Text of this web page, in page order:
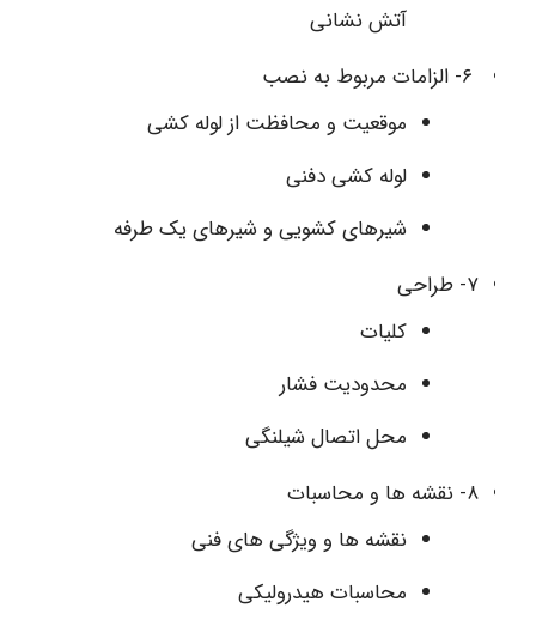
آتش نشانی
موقعیت و محافظت از لوله کشی
لوله کشی دفنی
شیرهای کشویی و شیرهای یک طرفه
۷- طراحی
کلیات
محدودیت فشار
محل اتصال شیلنگی
۸- نقشه ها و محاسبات
نقشه ها و ویژگی های فنی
محاسبات هیدرولیکی